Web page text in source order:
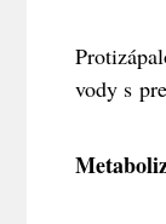
vody s